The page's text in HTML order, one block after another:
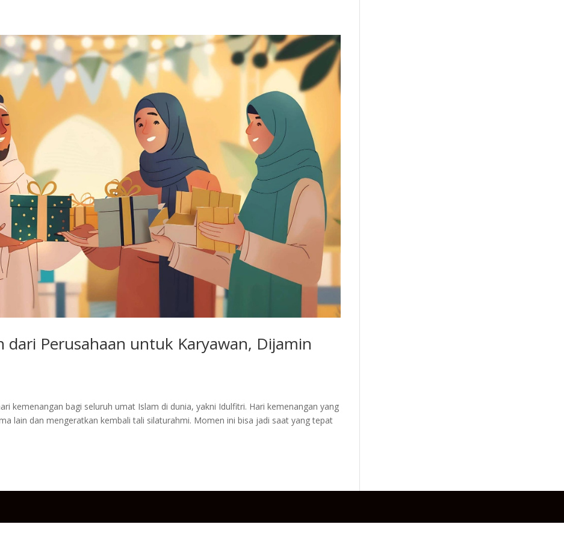
Home Blog Meja Kantor Kursi Kantor
dari Perusahaan untuk Karyawan, Dijamin
kemenangan bagi seluruh umat Islam di dunia, yakni Idulfitri. Hari kemenangan yang
lain dan mengeratkan kembali tali silaturahmi. Momen ini bisa jadi saat yang tepat